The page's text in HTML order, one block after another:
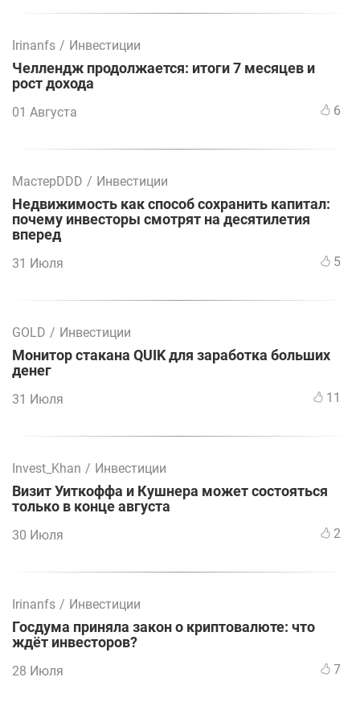
Irinanfs / Инвестиции
Челлендж продолжается: итоги 7 месяцев и
рост дохода
01 Августа 6
МастерDDD / Инвестиции
Недвижимость как способ сохранить капитал:
почему инвесторы смотрят на десятилетия
вперед
31 Июля 5
GOLD / Инвестиции
Монитор стакана QUIK для заработка больших
денег
31 Июля 11
Invest_Khan / Инвестиции
Визит Уиткоффа и Кушнера может состояться
только в конце августа
30 Июля 2
Irinanfs / Инвестиции
Госдума приняла закон о криптовалюте: что
ждёт инвесторов?
28 Июля 7